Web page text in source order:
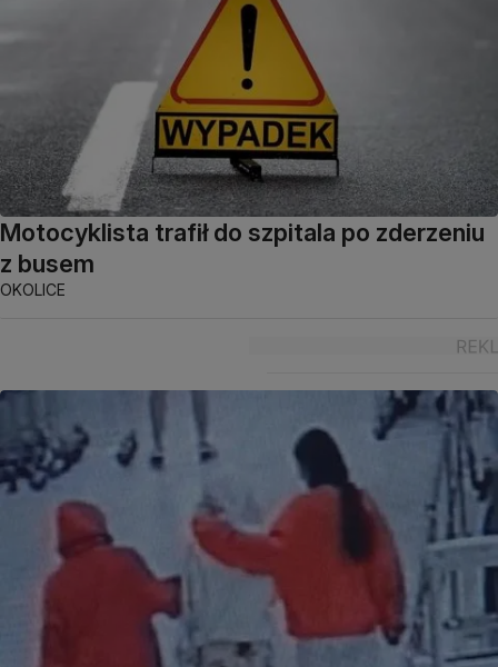
Motocyklista trafił do szpitala po zderzeniu
z busem
OKOLICE